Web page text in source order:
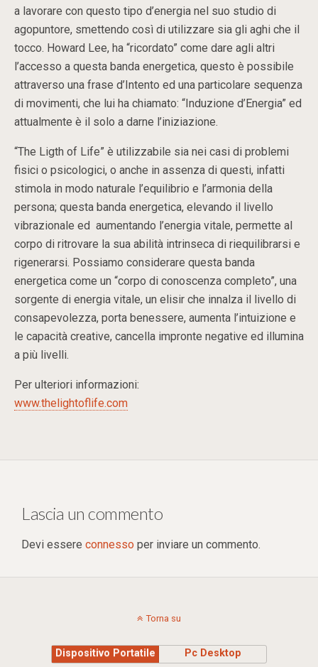
a lavorare con questo tipo d’energia nel suo studio di
agopuntore, smettendo così di utilizzare sia gli aghi che il
tocco. Howard Lee, ha “ricordato” come dare agli altri
l’accesso a questa banda energetica, questo è possibile
attraverso una frase d’Intento ed una particolare sequenza
di movimenti, che lui ha chiamato: “Induzione d’Energia” ed
attualmente è il solo a darne l’iniziazione.
“The Ligth of Life” è utilizzabile sia nei casi di problemi
fisici o psicologici, o anche in assenza di questi, infatti
stimola in modo naturale l’equilibrio e l’armonia della
persona; questa banda energetica, elevando il livello
vibrazionale ed aumentando l’energia vitale, permette al
corpo di ritrovare la sua abilità intrinseca di riequilibrarsi e
rigenerarsi. Possiamo considerare questa banda
energetica come un “corpo di conoscenza completo”, una
sorgente di energia vitale, un elisir che innalza il livello di
consapevolezza, porta benessere, aumenta l’intuizione e
le capacità creative, cancella impronte negative ed illumina
a più livelli.
Per ulteriori informazioni:
www.thelightoflife.com
Lascia un commento
Devi essere connesso per inviare un commento.
Torna su
Dispositivo Portatile Pc Desktop